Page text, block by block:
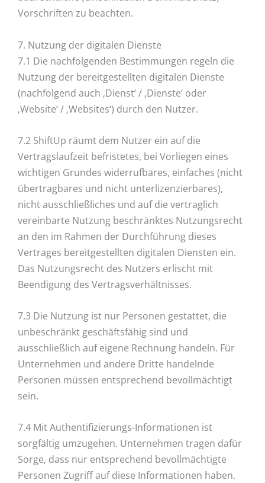
Vorschriften zu beachten.
7. Nutzung der digitalen Dienste
7.1 Die nachfolgenden Bestimmungen regeln die
Nutzung der bereitgestellten digitalen Dienste
(nachfolgend auch ‚Dienst‘ / ‚Dienste‘ oder
‚Website‘ / ‚Websites‘) durch den Nutzer.
7.2 ShiftUp räumt dem Nutzer ein auf die
Vertragslaufzeit befristetes, bei Vorliegen eines
wichtigen Grundes widerrufbares, einfaches (nicht
übertragbares und nicht unterlizenzierbares),
nicht ausschließliches und auf die vertraglich
vereinbarte Nutzung beschränktes Nutzungsrecht
an den im Rahmen der Durchführung dieses
Vertrages bereitgestellten digitalen Diensten ein.
Das Nutzungsrecht des Nutzers erlischt mit
Beendigung des Vertragsverhältnisses.
7.3 Die Nutzung ist nur Personen gestattet, die
unbeschränkt geschäftsfähig sind und
ausschließlich auf eigene Rechnung handeln. Für
Unternehmen und andere Dritte handelnde
Personen müssen entsprechend bevollmächtigt
sein.
7.4 Mit Authentifizierungs-Informationen ist
sorgfältig umzugehen. Unternehmen tragen dafür
Sorge, dass nur entsprechend bevollmächtigte
Personen Zugriff auf diese Informationen haben.